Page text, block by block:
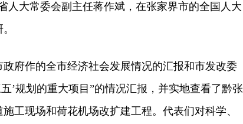
人大常委会副主任蒋作斌，在张家界市的全国人大
作的全市经济社会发展情况的汇报和市发改委
’规划的重大项目”的情况汇报，并实地查看了黔张
工现场和荷花机场改扩建工程。代表们对科学、